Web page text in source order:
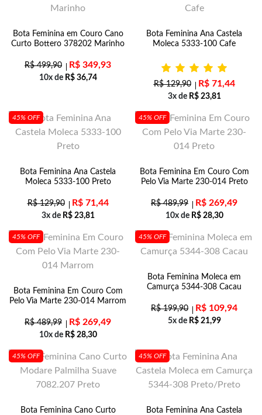
Bota Feminina em Couro Cano
Curto Bottero 378202 Marinho
R$499,90 R$ 349,93
10x de R$36,74
Bota Feminina Ana Castela
Moleca 5333-100 Cafe
R$129,90 R$71,44
3x de R$23,81
45% OFF
Bota Feminina Ana Castela
Moleca 5333-100 Preto
R$129,90 R$71,44
3x de R$23,81
45% OFF
Bota Feminina Em Couro Com
Pelo Via Marte 230-014 Preto
R$489,99 R$ 269,49
10x de R$28,30
45% OFF
Bota Feminina Em Couro Com
Pelo Via Marte 230-014 Marrom
R$489,99 R$ 269,49
10x de R$28,30
45% OFF
Bota Feminina Moleca em
Camurça 5344-308 Cacau
R$199,90 R$ 109,94
5x de R$21,99
45% OFF
Bota Feminina Cano Curto
45% OFF
Bota Feminina Ana Castela